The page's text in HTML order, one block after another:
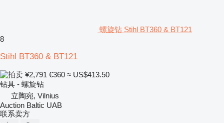
螺旋钻 Stihl BT360 & BT121
8
Stihl BT360 & BT121
¥2,791 €360 ≈ US$413.50
钻具 - 螺旋钻
立陶宛, Vilnius
Auction Baltic UAB
联系卖方